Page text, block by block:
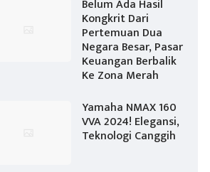
Belum Ada Hasil
Kongkrit Dari
Pertemuan Dua
Negara Besar, Pasar
Keuangan Berbalik
Ke Zona Merah
Yamaha NMAX 160
VVA 2024! Elegansi,
Teknologi Canggih